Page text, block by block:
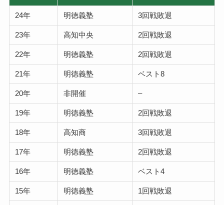
24年 明徳義塾 3回戦敗退
23年 高知中央 2回戦敗退
22年 明徳義塾 2回戦敗退
21年 明徳義塾 ベスト8
20年 非開催 –
19年 明徳義塾 2回戦敗退
18年 高知商 3回戦敗退
17年 明徳義塾 2回戦敗退
16年 明徳義塾 ベスト4
15年 明徳義塾 1回戦敗退